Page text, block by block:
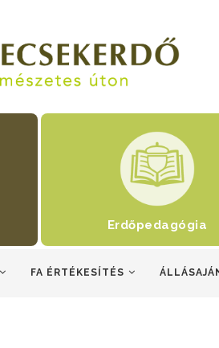
Erdőpedagógia
FA ÉRTÉKESÍTÉS